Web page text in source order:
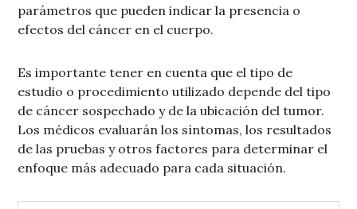
parámetros que pueden indicar la presencia o
efectos del cáncer en el cuerpo.
Es importante tener en cuenta que el tipo de
estudio o procedimiento utilizado depende del tipo
de cáncer sospechado y de la ubicación del tumor.
Los médicos evaluarán los síntomas, los resultados
de las pruebas y otros factores para determinar el
enfoque más adecuado para cada situación.